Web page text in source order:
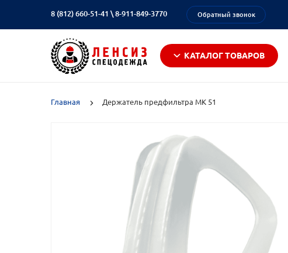
8 (812) 660-51-41 \ 8-911-849-3770 Обратный звонок
КАТАЛОГ ТОВАРОВ
Главная Держатель предфильтра МК 51